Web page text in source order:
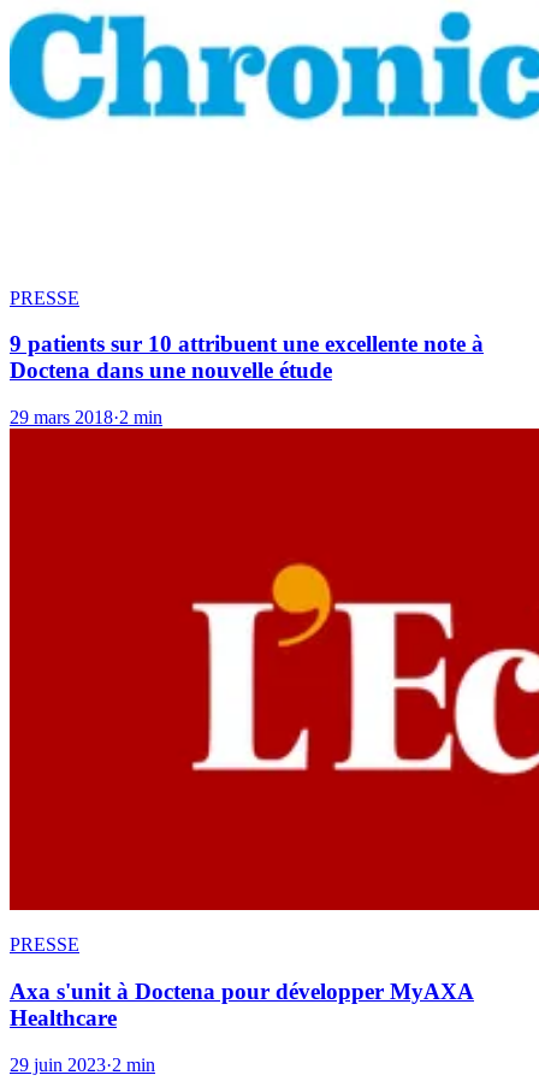
PRESSE
9 patients sur 10 attribuent une excellente note à
Doctena dans une nouvelle étude
29 mars 2018·2 min
PRESSE
Axa s'unit à Doctena pour développer MyAXA
Healthcare
29 juin 2023·2 min